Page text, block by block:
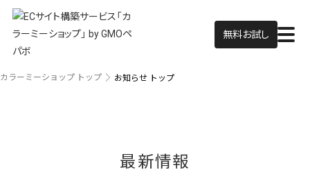
無料お試し
カラーミーショップ トップ お知らせ トップ
最新情報